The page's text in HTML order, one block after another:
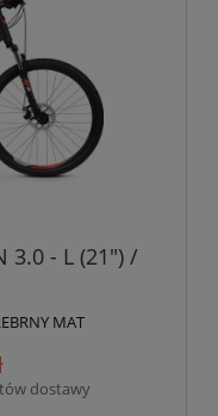
3.0 - L (21") /
MAT
dostawy